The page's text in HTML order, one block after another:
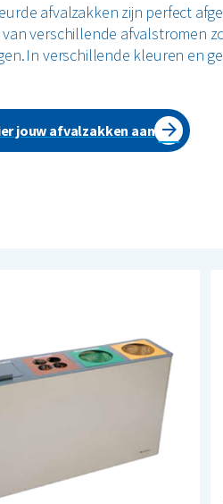
afvalzakken zijn perfect
verschillende afvalstromen
In verschillende kleuren en
jouw afvalzakken aan